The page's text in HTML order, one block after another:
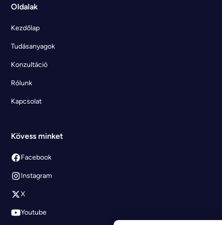
Oldalak
Kezdőlap
Tudásanyagok
Konzultáció
Rólunk
Kapcsolat
Kövess minket
Facebook
Instagram
X
Youtube